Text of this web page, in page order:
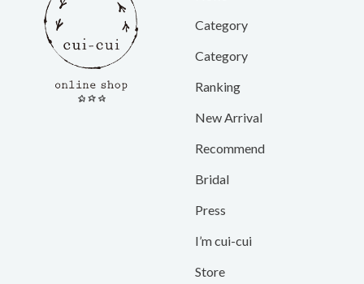
Category
Category
Ranking
New Arrival
Recommend
Bridal
Press
I’m cui-cui
Store